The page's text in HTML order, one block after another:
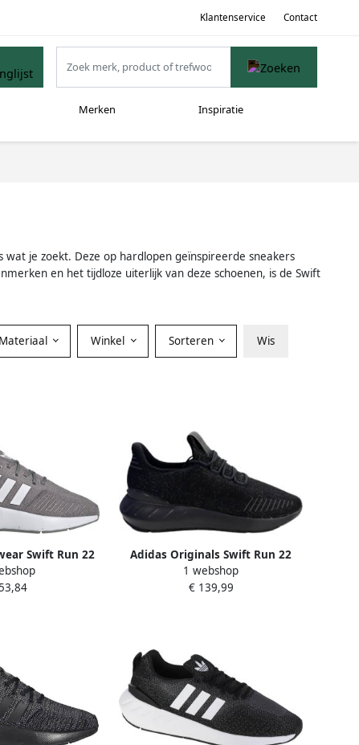
Klantenservice Contact
Merken Inspiratie
wat je zoekt. Deze op hardlopen geïnspireerde sneakers
en het tijdloze uiterlijk van deze schoenen, is de Swift
Materiaal Winkel Sorteren Wis
Swift Run 22
Grijs
Adidas Originals Swift Run 22
Decon sneakers zwart antraciet
1 webshop
€ 139,99